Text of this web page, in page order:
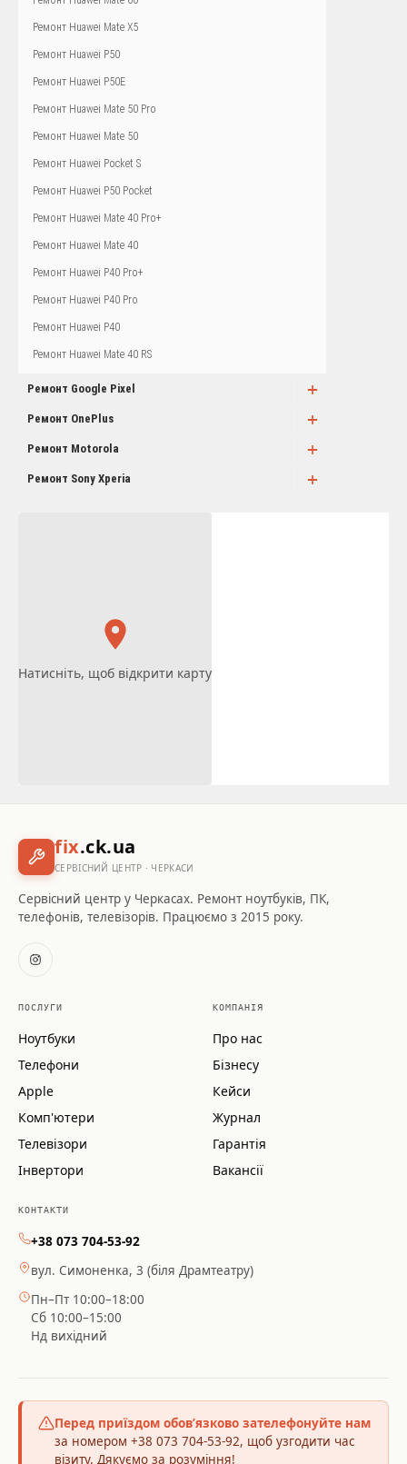
Ремонт Huawei Mate X5
Ремонт Huawei P50
Ремонт Huawei P50E
Ремонт Huawei Mate 50 Pro
Ремонт Huawei Mate 50
Ремонт Huawei Pocket S
Ремонт Huawei P50 Pocket
Ремонт Huawei Mate 40 Pro+
Ремонт Huawei Mate 40
Ремонт Huawei P40 Pro+
Ремонт Huawei P40 Pro
Ремонт Huawei P40
Ремонт Huawei Mate 40 RS
Ремонт Google Pixel +
Ремонт OnePlus +
Ремонт Motorola +
Ремонт Sony Xperia +
Натисніть, щоб відкрити карту
fix.ck.ua
СЕРВІСНИЙ ЦЕНТР · ЧЕРКАСИ
Сервісний центр у Черкасах. Ремонт ноутбуків, ПК,
телефонів, телевізорів. Працюємо з 2015 року.
ПОСЛУГИ
Ноутбуки
Телефони
Apple
Комп'ютери
Телевізори
Інвертори
КОМПАНІЯ
Про нас
Бізнесу
Кейси
Журнал
Гарантія
Вакансії
КОНТАКТИ
+38 073 704-53-92
вул. Симоненка, 3 (біля Драмтеатру)
Пн–Пт 10:00–18:00
Сб 10:00–15:00
Нд вихідний
Перед приїздом обов’язково зателефонуйте нам
за номером +38 073 704-53-92, щоб узгодити час
візиту. Дякуємо за розуміння!